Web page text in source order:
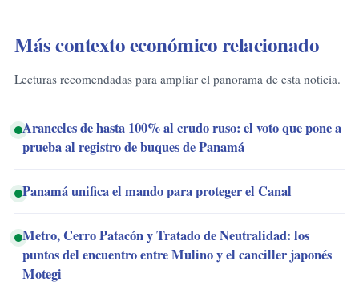
Más contexto económico relacionado
Lecturas recomendadas para ampliar el panorama de esta noticia.
Aranceles de hasta 100% al crudo ruso: el voto que pone a
prueba al registro de buques de Panamá
Panamá unifica el mando para proteger el Canal
Metro, Cerro Patacón y Tratado de Neutralidad: los
puntos del encuentro entre Mulino y el canciller japonés
Motegi